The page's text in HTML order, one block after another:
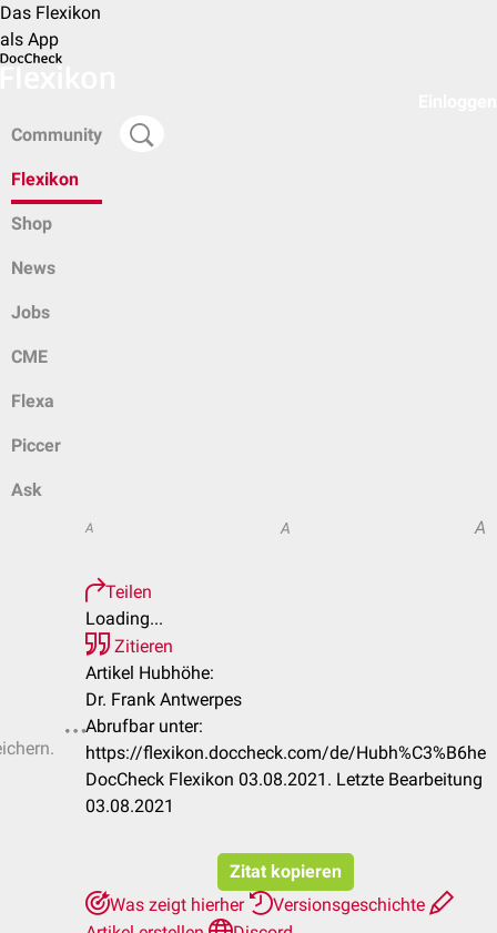
Das Flexikon
als App
Community
Flexikon
Shop
News
Jobs
CME
Flexa
Piccer
Ask
A A A
Teilen
Loading...
Zitieren
Artikel Hubhöhe:
Dr. Frank Antwerpes
Abrufbar unter:
https://flexikon.doccheck.com/de/Hubh%C3%B6he
DocCheck Flexikon 03.08.2021. Letzte Bearbeitung
03.08.2021
Zitat kopieren
Was zeigt hierher
Versionsgeschichte